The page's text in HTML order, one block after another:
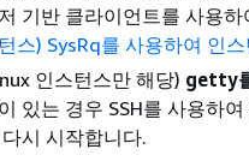
기반 클라이언트를 사용
스) SysRq를 사용하여 인
인스턴스만 해당) getty
있는 경우 SSH를 사용하
시 시작합니다.